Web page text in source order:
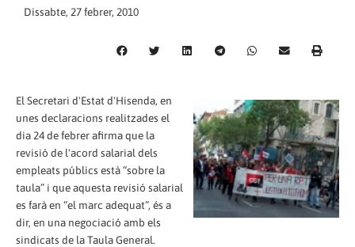
Dissabte, 27 febrer, 2010
El Secretari d'Estat d'Hisenda, en
unes declaracions realitzades el
dia 24 de febrer afirma que la
revisió de l'acord salarial dels
empleats públics està “sobre la
taula” i que aquesta revisió salarial
es farà en “el marc adequat”, és a
dir, en una negociació amb els
sindicats de la Taula General.